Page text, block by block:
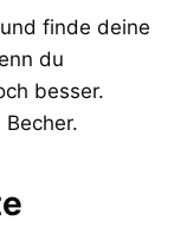
finde deine
du
besser.